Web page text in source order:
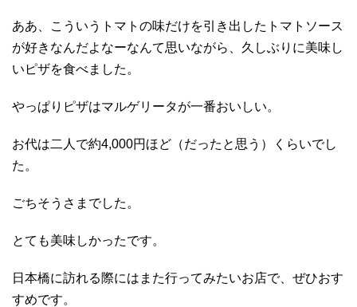
ああ、こういうトマトの味だけを引き出したトマトソース
が好きなんだよなーなんて思いながら、久しぶりに美味し
いピザを食べました。
やっぱりピザはマルゲリータが一番おいしい。
お代は二人で約4,000円ほど（だったと思う）くらいでし
た。
ごちそうさまでした。
とても美味しかったです。
日本橋に訪れる際にはまた行ってみたいお店で、ぜひおす
すめです。